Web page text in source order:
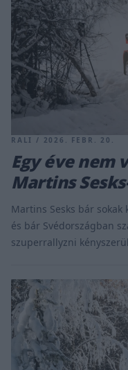
RALI / 2026. FEBR. 20.
Egy éve nem
Martins
Martins Sesks bár
és bár Svédországban
szuperrallyzni